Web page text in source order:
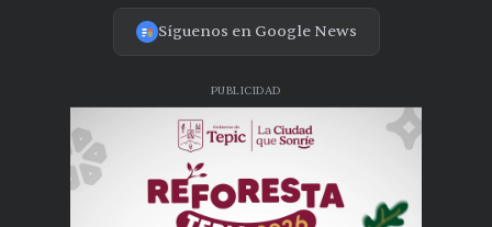
Síguenos en Google News
PUBLICIDAD